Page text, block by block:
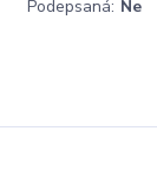
Podepsaná: Ne